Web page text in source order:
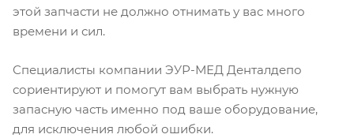
этой запчасти не должно отнимать у вас много
времени и сил.
Специалисты компании ЭУР-МЕД Денталдепо
сориентируют и помогут вам выбрать нужную
запасную часть именно под ваше оборудование,
для исключения любой ошибки.